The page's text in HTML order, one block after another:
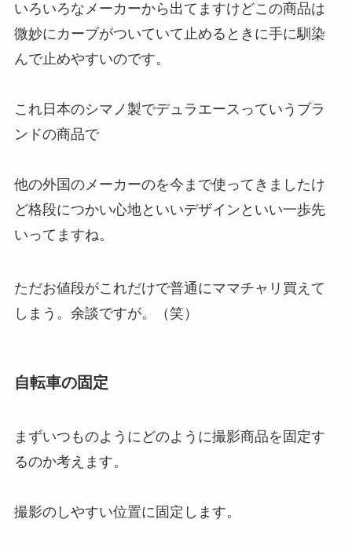
いろいろなメーカーから出てますけどこの商品は
微妙にカーブがついていて止めるときに手に馴染
んで止めやすいのです。
これ日本のシマノ製でデュラエースっていうブラ
ンドの商品で
他の外国のメーカーのを今まで使ってきましたけ
ど格段につかい心地といいデザインといい一歩先
いってますね。
ただお値段がこれだけで普通にママチャリ買えて
しまう。余談ですが。（笑）
自転車の固定
まずいつものようにどのように撮影商品を固定す
るのか考えます。
撮影のしやすい位置に固定します。